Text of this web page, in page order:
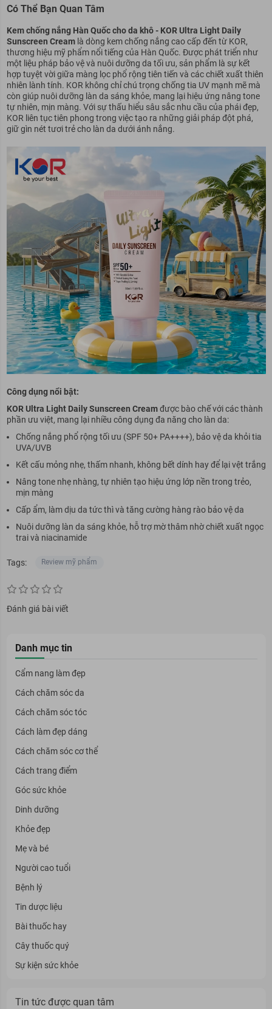
Có Thể Bạn Quan Tâm
Kem chống nắng Hàn Quốc cho da khô- KOR Ultra Light Daily
Sunscreen Creamlà dòng kem chống nắng cao cấp đến từ KOR,
thương hiệu mỹ phẩm nổi tiếng của Hàn Quốc. Được phát triển như
một liệu pháp bảo vệ và nuôi dưỡng da tối ưu, sản phẩm là sự kết
hợp tuyệt vời giữa màng lọc phổ rộng tiên tiến và các chiết xuất thiên
nhiên lành tính. KOR không chỉ chú trọng chống tia UV mạnh mẽ mà
còn giúp nuôi dưỡng làn da sáng khỏe, mang lại hiệu ứng nâng tone
tự nhiên, mịn màng. Với sự thấu hiểu sâu sắc nhu cầu của phái đẹp,
KOR liên tục tiên phong trong việc tạo ra những giải pháp đột phá,
giữ gìn nét tươi trẻ cho làn da dưới ánh nắng.
Công dụng nổi bật:
KOR Ultra Light Daily Sunscreen Creamđược bào chế với các thành
phần ưu việt, mang lại nhiều công dụng đa năng cho làn da:
Chống nắng phổ rộng tối ưu (SPF 50+ PA++++), bảo vệ da khỏi tia
UVA/UVB
Kết cấu mỏng nhẹ, thấm nhanh, không bết dính hay để lại vệt trắng
Nâng tone nhẹ nhàng, tự nhiên tạo hiệu ứng lớp nền trong trẻo,
mịn màng
Cấp ẩm, làm dịu da tức thì và tăng cường hàng rào bảo vệ da
Nuôi dưỡng làn da sáng khỏe, hỗ trợ mờ thâm nhờ chiết xuất ngọc
trai và niacinamide
Tags: Review mỹ phẩm
Đánh giá bài viết
Danh mục tin
Cẩm nang làm đẹp
Cách chăm sóc da
Cách chăm sóc tóc
Cách làm đẹp dáng
Cách chăm sóc cơ thể
Cách trang điểm
Góc sức khỏe
Dinh dưỡng
Khỏe đẹp
Mẹ và bé
Người cao tuổi
Bệnh lý
Tin dược liệu
Bài thuốc hay
Cây thuốc quý
Sự kiện sức khỏe
Tin tức được quan tâm